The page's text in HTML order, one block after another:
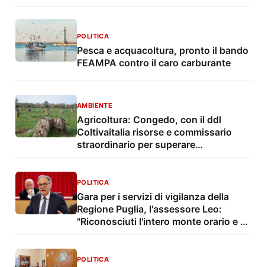
POLITICA
Pesca e acquacoltura, pronto il bando
FEAMPA contro il caro carburante
AMBIENTE
Agricoltura: Congedo, con il ddl
Coltivaitalia risorse e commissario
straordinario per superare
POLITICA
Gara per i servizi di vigilanza della
Regione Puglia, l'assessore Leo:
"Riconosciuti l'intero monte orario e il
POLITICA